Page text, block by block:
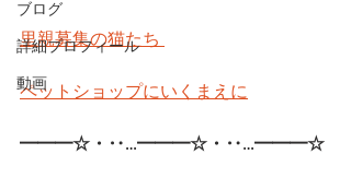
ブログ
詳細プロフィール
動画
里親募集の猫たち
ペットショップにいくまえに
━━━☆・‥…━━━☆・‥…━━━☆